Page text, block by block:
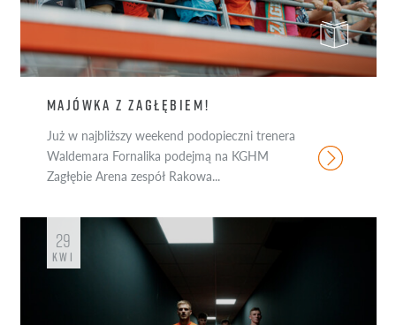
MAJÓWKA Z ZAGŁĘBIEM!
Już w najbliższy weekend podopieczni trenera
Waldemara Fornalika podejmą na KGHM
Zagłębie Arena zespół Rakowa...
29
KWI